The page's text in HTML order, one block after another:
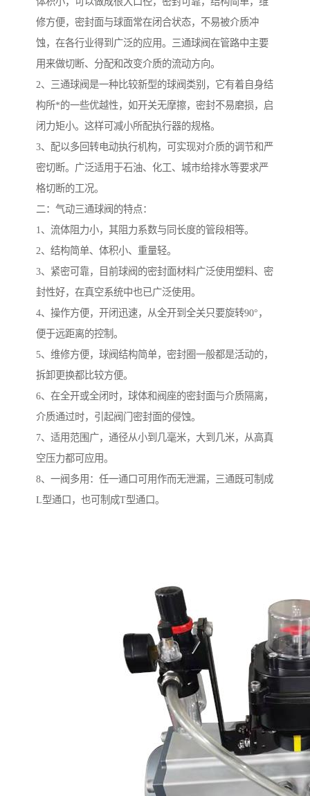
修方便，密封面与球面常在闭合状态，不易被介质冲
蚀，在各行业得到广泛的应用。三通球阀在管路中主要
用来做切断、分配和改变介质的流动方向。
2、三通球阀是一种比较新型的球阀类别，它有着自身结
构所*的一些优越性，如开关无摩擦，密封不易磨损，启
闭力矩小。这样可减小所配执行器的规格。
3、配以多回转电动执行机构，可实现对介质的调节和严
密切断。广泛适用于石油、化工、城市给排水等要求严
格切断的工况。
二：气动三通球阀的特点：
1、流体阻力小，其阻力系数与同长度的管段相等。
2、结构简单、体积小、重量轻。
3、紧密可靠，目前球阀的密封面材料广泛使用塑料、密
封性好，在真空系统中也已广泛使用。
4、操作方便，开闭迅速，从全开到全关只要旋转90°，
便于远距离的控制。
5、维修方便，球阀结构简单，密封圈一般都是活动的，
拆卸更换都比较方便。
6、在全开或全闭时，球体和阀座的密封面与介质隔离，
介质通过时，引起阀门密封面的侵蚀。
7、适用范围广，通径从小到几毫米，大到几米，从高真
空压力都可应用。
8、一阀多用：任一通口可用作而无泄漏，三通既可制成
L型通口，也可制成T型通口。